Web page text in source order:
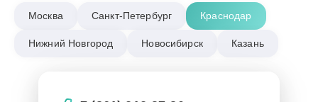
Москва Санкт-Петербург Краснодар
Нижний Новгород Новосибирск Казань